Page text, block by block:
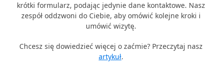
Lekarze
Szpital
krótki formularz, podając jedynie dane kontaktowe. Nasz
zespół oddzwoni do Ciebie, aby omówić kolejne kroki i
umówić wizytę.
Chcesz się dowiedzieć więcej o zaćmie? Przeczytaj nasz
artykuł.